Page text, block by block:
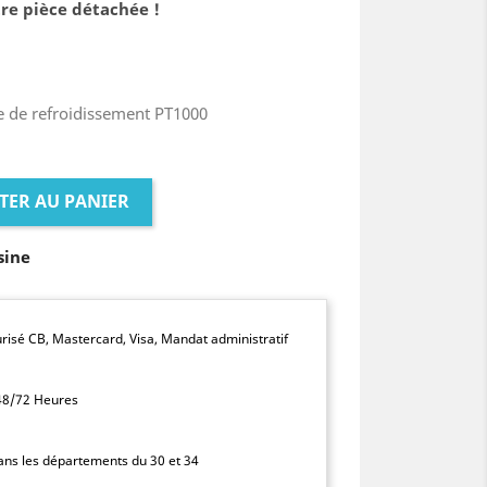
pièce détachée !
refroidissement PT1000
AU PANIER
CB, Mastercard, Visa, Mandat administratif
72 Heures
les départements du 30 et 34